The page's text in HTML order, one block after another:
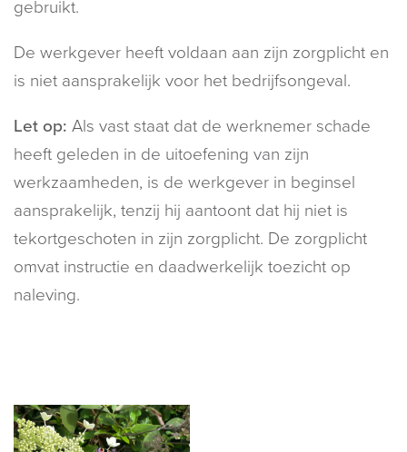
gebruikt.
De werkgever heeft voldaan aan zijn zorgplicht en
is niet aansprakelijk voor het bedrijfsongeval.
Let op: Als vast staat dat de werknemer schade
heeft geleden in de uitoefening van zijn
werkzaamheden, is de werkgever in beginsel
aansprakelijk, tenzij hij aantoont dat hij niet is
tekortgeschoten in zijn zorgplicht. De zorgplicht
omvat instructie en daadwerkelijk toezicht op
naleving.